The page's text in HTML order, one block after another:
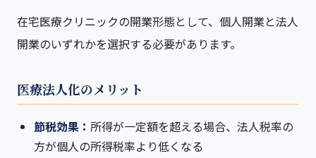
在宅医療クリニックの開業形態として、個人開業と法人
開業のいずれかを選択する必要があります。
医療法人化のメリット
節税効果： 所得が一定額を超える場合、法人税率の
方が個人の所得税率より低くなる